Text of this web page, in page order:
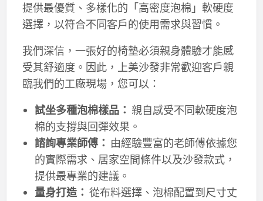
提供最優質、多樣化的「高密度泡棉」軟硬度
選擇，以符合不同客戶的使用需求與習慣。
我們深信，一張好的椅墊必須親身體驗才能感
受其舒適度。因此，上美沙發非常歡迎客戶親
臨我們的工廠現場，您可以：
試坐多種泡棉樣品： 親自感受不同軟硬度泡
棉的支撐與回彈效果。
諮詢專業師傅： 由經驗豐富的老師傅依據您
的實際需求、居家空間條件以及沙發款式，
提供最專業的建議。
量身打造： 從布料選擇、泡棉配置到尺寸丈